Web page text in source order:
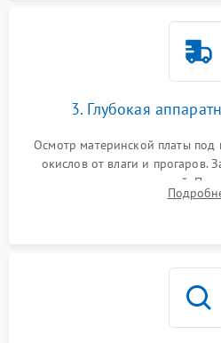
3. Глубокая
Осмотр материнской платы
окислов от влаги и прогаров.
дежурных напряжений.
мультиконтроллера,